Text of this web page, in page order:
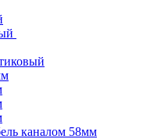
каналом 58мм